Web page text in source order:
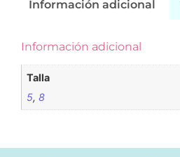
Información adicional
Información adicional
Talla
5,8